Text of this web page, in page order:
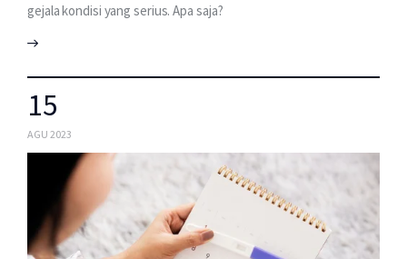
gejala kondisi yang serius. Apa saja?
15
AGU 2023